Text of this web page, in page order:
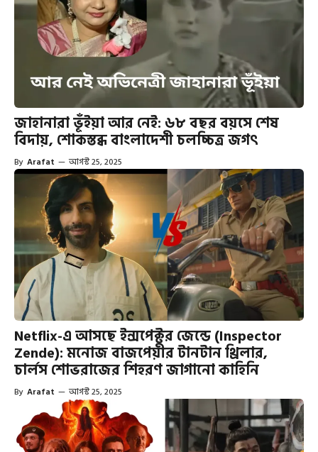
জাহানারা ভূঁইয়া আর নেই: ৬৮ বছর বয়সে শেষ
বিদায়, শোকস্তব্ধ বাংলাদেশী চলচ্চিত্র জগৎ
By Arafat — আগস্ট 25, 2025
Netflix-এ আসছে ইন্সপেক্টর জেন্ডে (Inspector
Zende): মনোজ বাজপেয়ীর টানটান থ্রিলার,
চার্লস শোভরাজের শিহরণ জাগানো কাহিনি
By Arafat — আগস্ট 25, 2025